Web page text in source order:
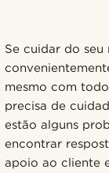
Se cuidar do
mesmo com
precisa de
estão alguns
encontrar
apoio ao cliente